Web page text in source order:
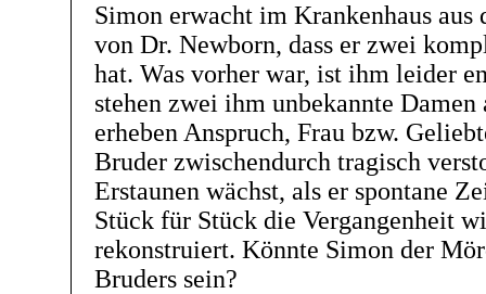
Simon erwacht im Krankenhaus
von Dr. Newborn, dass er zwei
hat. Was vorher war, ist ihm leider
stehen zwei ihm unbekannte
erheben Anspruch, Frau bzw.
Bruder zwischendurch tragisch
Erstaunen wächst, als er spontane
Stück für Stück die Vergangenheit
rekonstruiert. Könnte Simon der
Bruders sein?